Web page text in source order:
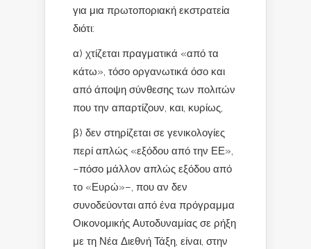
για μια πρωτοποριακή εκστρατεία
διότι:
α) χτίζεται πραγματικά «από τα
κάτω», τόσο οργανωτικά όσο και
από άποψη σύνθεσης των πολιτών
που την απαρτίζουν, και, κυρίως,
β) δεν στηρίζεται σε γενικολογίες
περί απλώς «εξόδου από την ΕΕ»,
–πόσο μάλλον απλώς εξόδου από
το «Ευρώ»–, που αν δεν
συνοδεύονται από ένα πρόγραμμα
Οικονομικής Αυτοδυναμίας σε ρήξη
με τη Νέα Διεθνή Τάξη, είναι, στην